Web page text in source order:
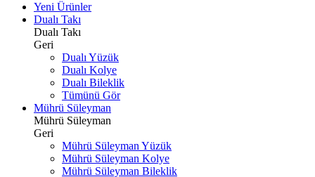
Yeni Ürünler
Dualı Takı
Dualı Takı
Geri
Dualı Yüzük
Dualı Kolye
Dualı Bileklik
Tümünü Gör
Mührü Süleyman
Mührü Süleyman
Geri
Mührü Süleyman Yüzük
Mührü Süleyman Kolye
Mührü Süleyman Bileklik